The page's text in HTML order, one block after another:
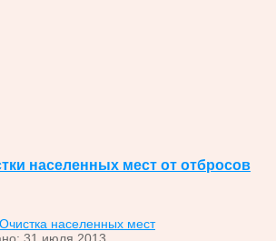
населенных мест от отбросов
Очистка населенных мест
31 июля 2013